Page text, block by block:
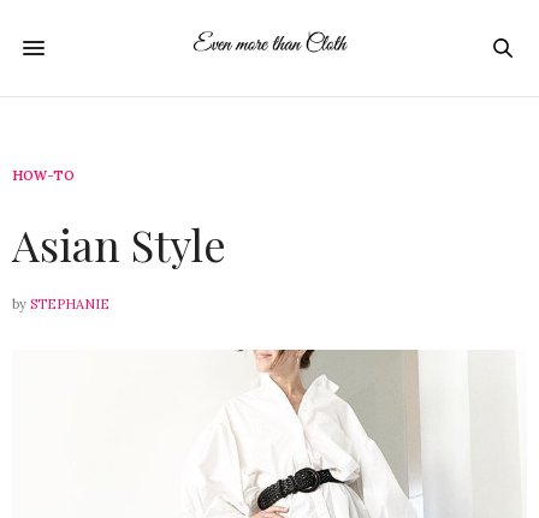
HOW-TO
Asian Style
by STEPHANIE